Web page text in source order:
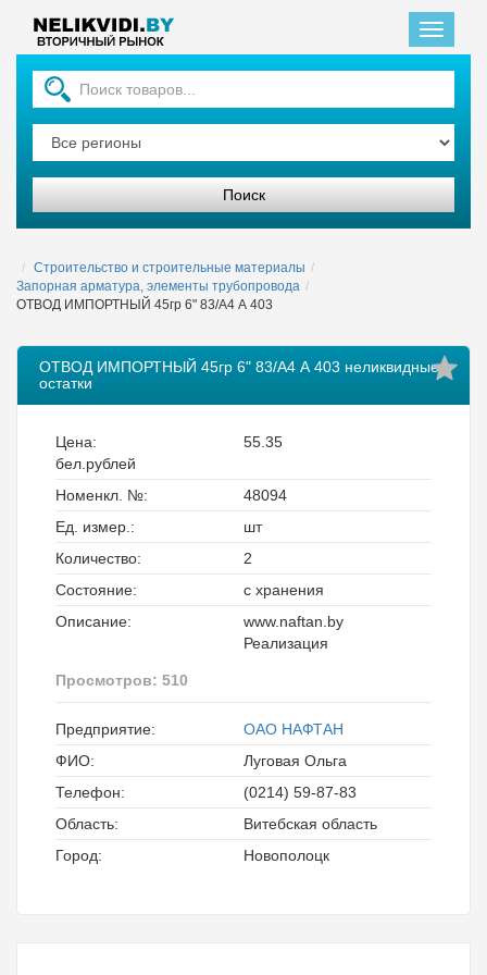
Главная
Строительство и строительные материалы
Запорная арматура, элементы трубопровода
ОТВОД ИМПОРТНЫЙ 45гр 6" 83/А4 А 403
ОТВОД ИМПОРТНЫЙ 45гр 6" 83/А4 А 403 неликвидные
остатки
Цена:
55.35
бел.рублей
Номенкл. №:
48094
Ед. измер.:
шт
Количество:
2
Состояние:
с хранения
Описание:
www.naftan.by
Реализация
Просмотров: 510
Предприятие:
ОАО НАФТАН
ФИО:
Луговая Ольга
Телефон:
(0214) 59-87-83
Область:
Витебская область
Город:
Новополоцк